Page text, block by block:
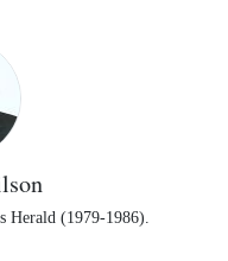
Herald (1979-1986).